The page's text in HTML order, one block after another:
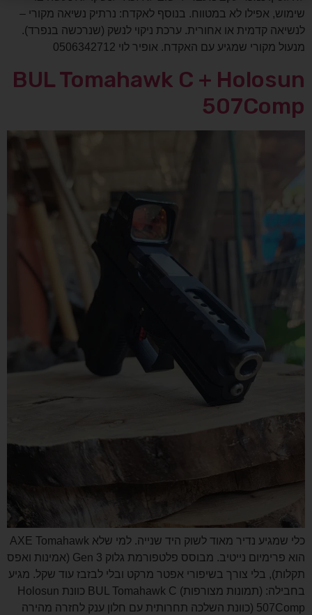
שימוש, אפילו לא במטווח. בנוסף לאקדח: נרתיק נשיאה מקורי –
לנשיאה קדמית או אחורית. ערכת ניקוי לנשק (שנרכשה בנפרד).
מנעול מקורי שמגיע עם האקדח. אופיר לוי 0506342712
BUL Tomahawk C + Holosun
507Comp
כלי שמגיע נדיר מאוד לשוק היד שנייה. למי שלא AXE Tomahawk
הוא פרימיום נייטיב. מבוסס פלטפורמת גלוק Gen 3 (אמינות ואפס
תקלות), בלי צורך בשיפורי אפטר מרקט ובלי לבזבז עוד שקל. מגיע
בחבילה: (תמונות מצורפות) BUL Tomahawk C כוונת Holosun
507Comp (כוונת השלכה תחרותית עם חלון ענק לחזרה מהירה